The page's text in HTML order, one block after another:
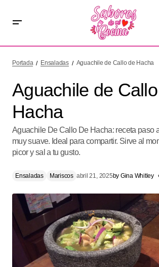
Portada Ensaladas Aguachile de Callo de Hacha
Aguachile de
Hacha
Aguachile De Callo De Hacha: receta paso
muy suave. Ideal para compartir. Sirve al
picor y sal a tu gusto.
Ensaladas Mariscos abril 21, 2025by Gina Whitley